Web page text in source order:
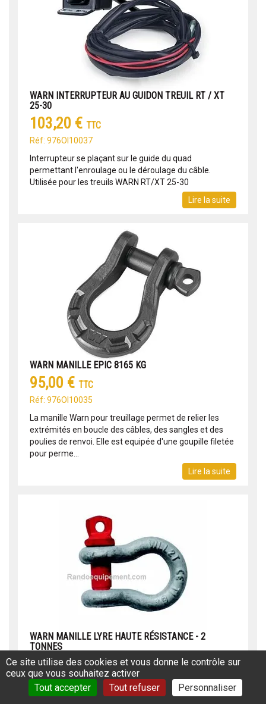
WARN INTERRUPTEUR AU GUIDON TREUIL RT / XT
25-30
103,20 € TTC
Réf: 976OI10037
Interrupteur se plaçant sur le guide du quad
permettant l'enroulage ou le déroulage du câble.
Utilisée pour les treuils WARN RT/XT 25-30
Lire la suite
WARN MANILLE EPIC 8165 KG
95,00 € TTC
Réf: 976OI10035
La manille Warn pour treuillage permet de relier les
extrémités en boucle des câbles, des sangles et des
poulies de renvoi. Elle est equipée d'une goupille filetée
pour perme...
Lire la suite
WARN MANILLE LYRE HAUTE RÉSISTANCE - 2
TONNES
17,00 €TTC
Réf: 976OI10033
Manille / lyre 2 tonnes Manille en alliage d'acier
Ce site utilise des cookies et vous donne le contrôle sur
ceux que vous souhaitez activer
Tout accepter
Tout refuser Personnaliser